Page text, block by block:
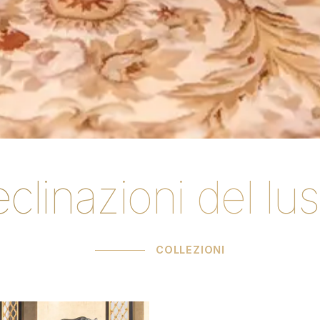
del
COLLEZIONI